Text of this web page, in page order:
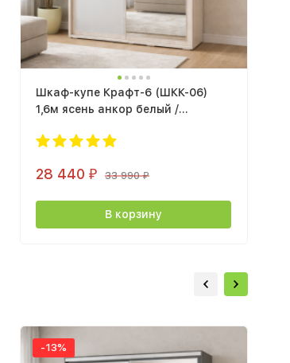
Шкаф-купе Крафт-6 (ШКК-06)
1,6м ясень анкор белый /
28 440 ₽ 33 990₽
В корзину
-13%